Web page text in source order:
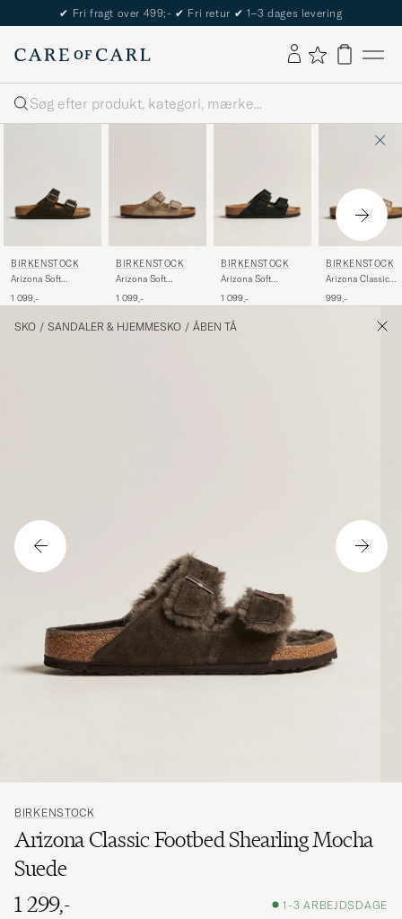
✔ Fri fragt over 499;- ✔ Fri retur ✔ 1–3 dages levering
Søg
BIRKENSTOCK
Arizona Soft
Suede
1 099,-
BIRKENSTOCK
Arizona Soft
Suede
1 099,-
BIRKENSTOCK
Arizona Soft
Suede
1 099,-
BIRKENSTOCK
Arizona Classic
Oiled Leather
999,-
SKO / SANDALER & HJEMMESKO / ÅBEN TÅ
BIRKENSTOCK
Arizona Classic Footbed Shearling Mocha
Suede
1 299,-
1-3 ARBEJDSDAGE